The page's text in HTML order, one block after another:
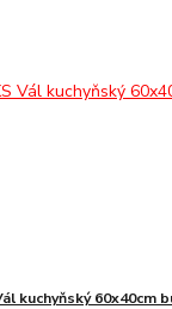
kuchyňský 60x40cm